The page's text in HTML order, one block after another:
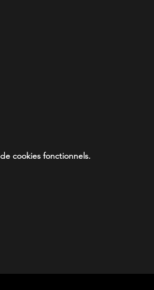
cookies fonctionnels.